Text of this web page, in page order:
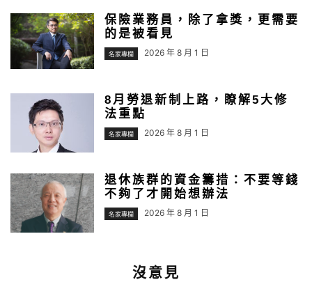
保險業務員，除了拿獎，更需要
的是被看見
名家專欄 2026 年 8 月 1 日
8月勞退新制上路，瞭解5大修
法重點
名家專欄 2026 年 8 月 1 日
退休族群的資金籌措：不要等錢
不夠了才開始想辦法
名家專欄 2026 年 8 月 1 日
沒意見